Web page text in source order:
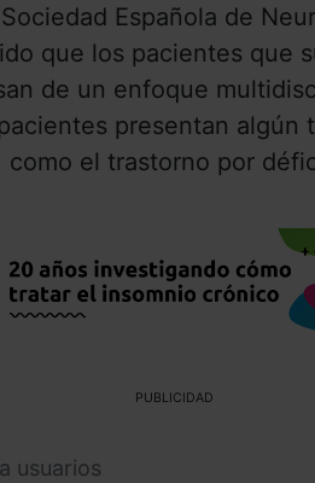
Española de
que los pacientes que
de un enfoque
presentan algún
como el trastorno por
PUBLICIDAD
usuarios